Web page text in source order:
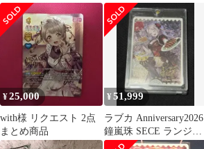
南ことり SEC
¥25,000
with様 リクエスト 2点
まとめ商品
¥51,999
ラブカ Anniversary2026
鐘嵐珠 SECE ランジュ
箔押しサイン